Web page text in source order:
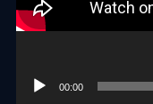
00:00